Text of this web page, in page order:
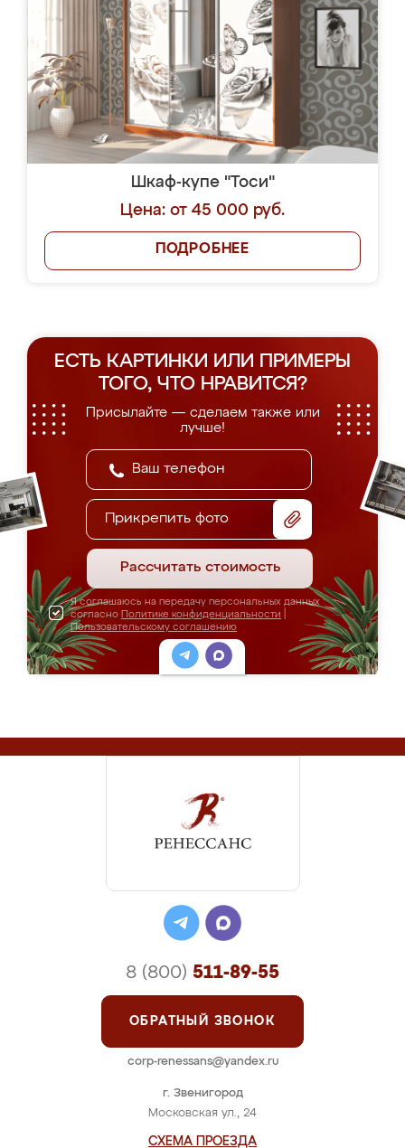
Шкаф-купе "Тоси"
Цена: от 45 000 руб.
ПОДРОБНЕЕ
ЕСТЬ КАРТИНКИ ИЛИ ПРИМЕРЫ
ТОГО, ЧТО НРАВИТСЯ?
Присылайте — сделаем также или
лучше!
Прикрепить фото
Рассчитать стоимость
Я соглашаюсь на передачу персональных данных
согласно Политике конфиденциальности
Пользовательскому соглашению
г. Звенигород
Московская ул., 24
СХЕМА ПРОЕЗДА
8 (800) 511-89-55
ОБРАТНЫЙ ЗВОНОК
corp-renessans@yandex.ru